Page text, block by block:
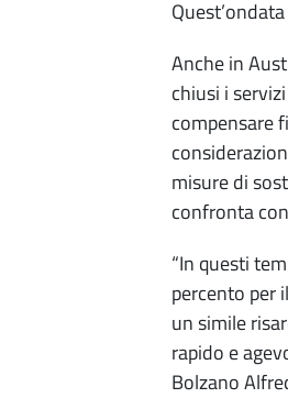
Anche in
chiusi i
compensare
misure di
confronta
“In questi
percento per
un simile
rapido e
Bolzano